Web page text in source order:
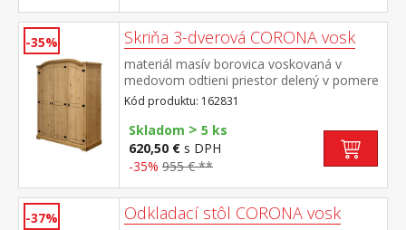
-35% Skriňa 3-dverová CORONA vosk
materiál masív borovica voskovaná v
medovom odtieni priestor delený v pomere
2:1 širšia časť šatníková tyč a polica na
klobúky, užšia časť 3 police z toho 2
variabilné kovové ozdobné úchytky súčasť
zostavy Corona
Kód produktu: 162831
Skladom > 5 ks
620,50 € s DPH
-35% 955 € **
-37% Odkladací stôl CORONA vosk